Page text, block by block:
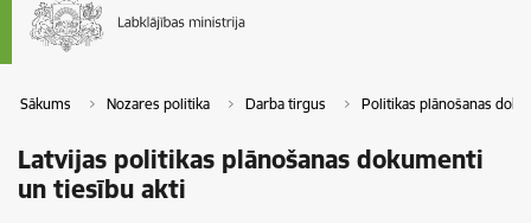
Sākums Nozares politika Darba tirgus Politikas plānošanas
Latvijas politikas plānošanas dokumenti
un tiesību akti